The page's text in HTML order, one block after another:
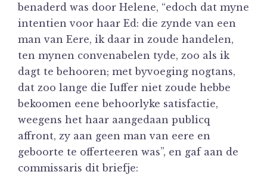
benaderd was door Helene, “edoch dat myne
intentien voor haar Ed: die zynde van een
man van Eere, ik daar in zoude handelen,
ten mynen convenabelen tyde, zoo als ik
dagt te behooren; met byvoeging nogtans,
dat zoo lange die Iuffer niet zoude hebbe
bekoomen eene behoorlyke satisfactie,
weegens het haar aangedaan publicq
affront, zy aan geen man van eere en
geboorte te offerteeren was”, en gaf aan de
commissaris dit briefje: